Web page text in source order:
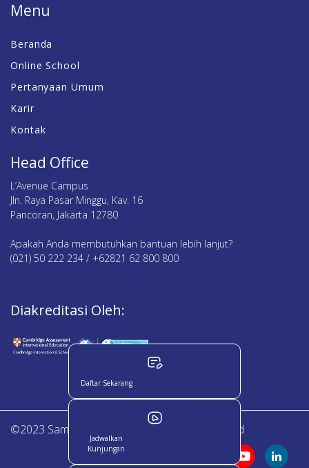
Menu
Beranda
Online School
Pertanyaan Umum
Karir
Kontak
Head Office
L’Avenue Campus
Jln. Raya Pasar Minggu, Kav. 16
Pancoran, Jakarta 12780
Apakah Anda membutuhkan bantuan lebih lanjut?
(021) 50 222 234 / +62821 62 800 800
Diakreditasi Oleh:
©2023 Sampoerna Academy. All Right Reserved
Daftar Sekarang
Jadwalkan
Kunjungan